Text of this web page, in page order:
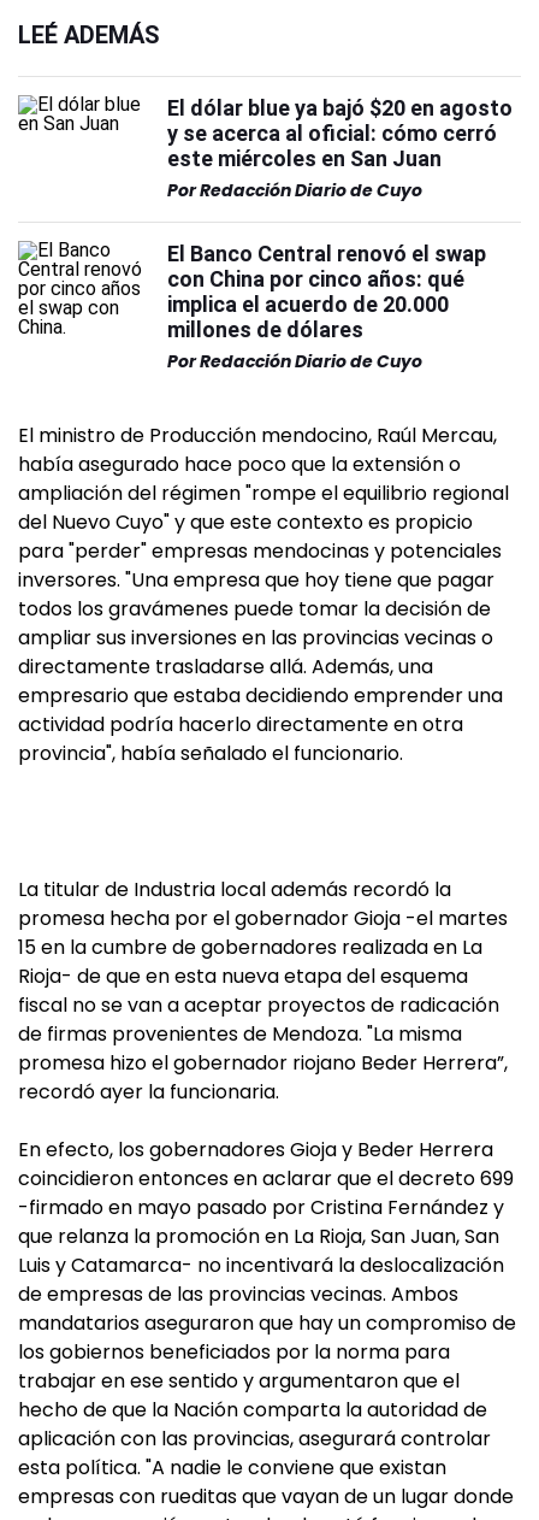
LEÉ ADEMÁS
El dólar blue ya bajó $20 en agosto
y se acerca al oficial: cómo cerró
este miércoles en San Juan
PorRedacción Diario de Cuyo
El Banco Central renovó el swap
con China por cinco años: qué
implica el acuerdo de 20.000
millones de dólares
PorRedacción Diario de Cuyo
El ministro de Producción mendocino, Raúl Mercau,
había asegurado hace poco que la extensión o
ampliación del régimen "rompe el equilibrio regional
del Nuevo Cuyo" y que este contexto es propicio
para "perder" empresas mendocinas y potenciales
inversores. "Una empresa que hoy tiene que pagar
todos los gravámenes puede tomar la decisión de
ampliar sus inversiones en las provincias vecinas o
directamente trasladarse allá. Además, una
empresario que estaba decidiendo emprender una
actividad podría hacerlo directamente en otra
provincia", había señalado el funcionario.
La titular de Industria local además recordó la
promesa hecha por el gobernador Gioja -el martes
15 en la cumbre de gobernadores realizada en La
Rioja- de que en esta nueva etapa del esquema
fiscal no se van a aceptar proyectos de radicación
de firmas provenientes de Mendoza. "La misma
promesa hizo el gobernador riojano Beder Herrera”,
recordó ayer la funcionaria.
En efecto, los gobernadores Gioja y Beder Herrera
coincidieron entonces en aclarar que el decreto 699
-firmado en mayo pasado por Cristina Fernández y
que relanza la promoción en La Rioja, San Juan, San
Luis y Catamarca- no incentivará la deslocalización
de empresas de las provincias vecinas. Ambos
mandatarios aseguraron que hay un compromiso de
los gobiernos beneficiados por la norma para
trabajar en ese sentido y argumentaron que el
hecho de que la Nación comparta la autoridad de
aplicación con las provincias, asegurará controlar
esta política. "A nadie le conviene que existan
empresas con rueditas que vayan de un lugar donde